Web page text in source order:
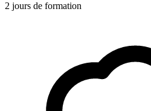
2 jours de formation